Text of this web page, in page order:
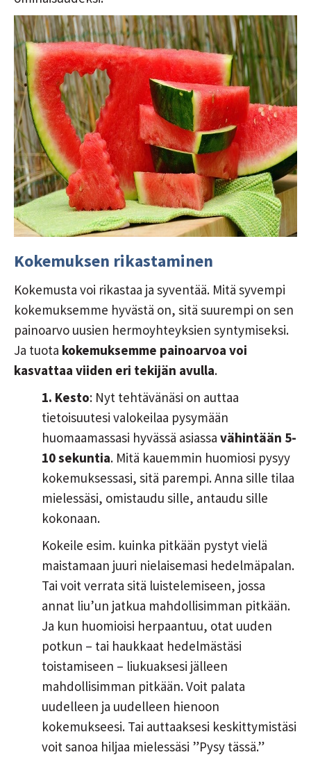
Kokemuksen rikastaminen
Kokemusta voi rikastaa ja syventää. Mitä syvempi
kokemuksemme hyvästä on, sitä suurempi on sen
painoarvo uusien hermoyhteyksien syntymiseksi.
Ja tuota kokemuksemme painoarvoa voi
kasvattaa viiden eri tekijän avulla.
1. Kesto: Nyt tehtävänäsi on auttaa
tietoisuutesi valokeilaa pysymään
huomaamassasi hyvässä asiassa vähintään 5-
10 sekuntia. Mitä kauemmin huomiosi pysyy
kokemuksessasi, sitä parempi. Anna sille tilaa
mielessäsi, omistaudu sille, antaudu sille
kokonaan.
Kokeile esim. kuinka pitkään pystyt vielä
maistamaan juuri nielaisemasi hedelmäpalan.
Tai voit verrata sitä luistelemiseen, jossa
annat liu’un jatkua mahdollisimman pitkään.
Ja kun huomioisi herpaantuu, otat uuden
potkun – tai haukkaat hedelmästäsi
toistamiseen – liukuaksesi jälleen
mahdollisimman pitkään. Voit palata
uudelleen ja uudelleen hienoon
kokemukseesi. Tai auttaaksesi keskittymistäsi
voit sanoa hiljaa mielessäsi ”Pysy tässä.”